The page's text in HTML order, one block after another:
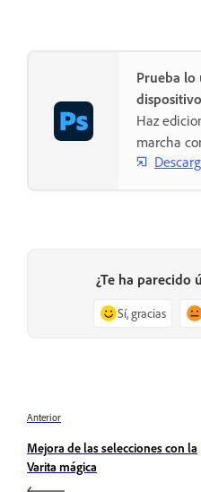
Prueba lo
Haz
marcha
¿Te ha parecido
Sí, gracias
Anterior
Mejora de las selecciones con la
Varita mágica